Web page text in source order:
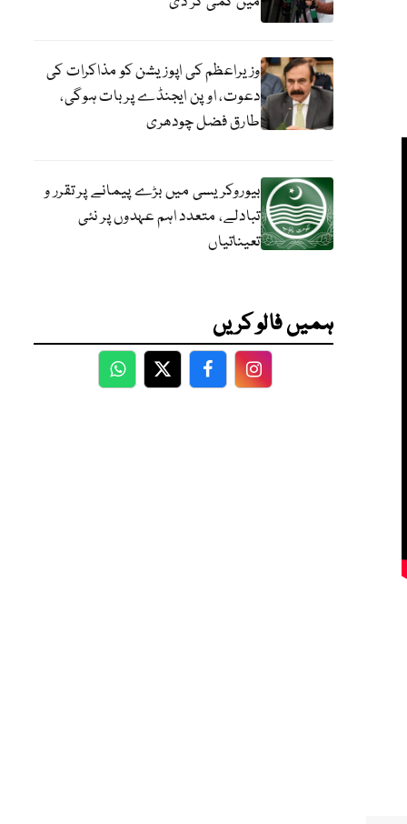
وزیراعظم کی اپوزیشن کو مذاکرات کی
دعوت، اوپن ایجنڈے پر بات ہوگی،
طارق فضل چودھری
بیوروکریسی میں بڑے پیمانے پر تقرر و
تبادلے، متعدد اہم عہدوں پر نئی
تعیناتیاں
ہمیں فالو کریں
WhatsApp
TwitterFacebookFacebook